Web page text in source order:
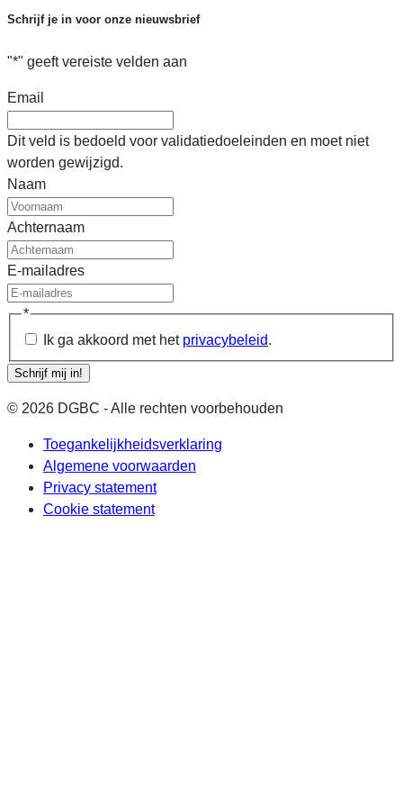
Schrijf je in voor onze nieuwsbrief
"*" geeft vereiste velden aan
Email
Dit veld is bedoeld voor validatiedoeleinden en moet niet
worden gewijzigd.
Naam
Achternaam
E-mailadres
*
Ik ga akkoord met het privacybeleid.
Schrijf mij in!
© 2026 DGBC - Alle rechten voorbehouden
Toegankelijkheidsverklaring
Algemene voorwaarden
Privacy statement
Cookie statement